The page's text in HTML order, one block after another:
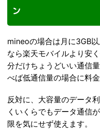
ン
mineoの場合は月に3GB
なら楽天モバイルより安
分だけちょうどいい通信
べば低通信量の場合に料
反対に、大容量のデータ
くいくらでもデータ通信
限を気にせず使えます。